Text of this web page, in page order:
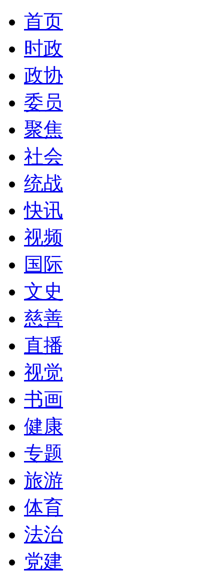
首页
时政
政协
委员
聚焦
社会
统战
快讯
视频
国际
文史
慈善
直播
视觉
书画
健康
专题
旅游
体育
法治
党建